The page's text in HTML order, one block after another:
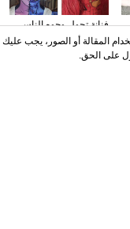
فنانة تحول وجوه الناس
إلى الشخصيات الكرتونية
باستخدام الماكياج
المقالة أو الصور، يجب عليك
على الحق.